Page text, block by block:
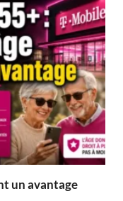
un avantage